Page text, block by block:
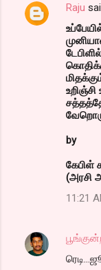
Raju
உறிஞ்சி
by
கேபிள்
(அரசி
11:21